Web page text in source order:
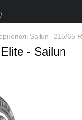
Sailun 215/65
- Sailun